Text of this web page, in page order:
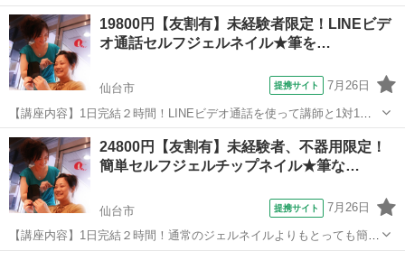
にご自宅でセルフジェルネイルが楽しめるようになるレッスンです。
デザインは決まったチップタイプのジェルからお選びください。未経
験、初心者、不器用、中高年の方向けの...
宮城 仙台市 ネイル
19800円【友割有】未経験者限定！LINEビデ
オ通話セルフジェルネイル★筆を…
仙台市 提携サイト 7月26日
【講座内容】1日完結２時間！LINEビデオ通話を使って講師と1対1で
レッスンします！通常のジェルネイルよりもとっても簡単にご自宅で
セルフジェルネイルが楽しめるようになるレッスンです。デザインは
決まったチップタイプのジェルから...
宮城 仙台市 ネイル
24800円【友割有】未経験者、不器用限定！
簡単セルフジェルチップネイル★筆な…
仙台市 提携サイト 7月26日
【講座内容】1日完結２時間！通常のジェルネイルよりもとっても簡単
にご自宅でセルフジェルネイルが楽しめるようになるレッスンです。